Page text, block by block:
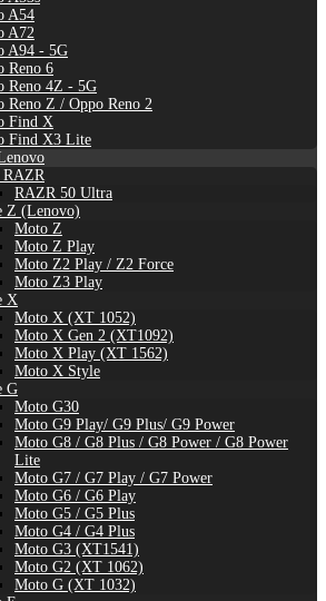
A54
A72
A94 - 5G
Reno 6
Reno 4Z - 5G
Reno Z / Oppo Reno 2
Find X
Find X3 Lite
RAZR
RAZR 50 Ultra
Z (Lenovo)
Moto Z
Moto Z Play
Moto Z2 Play / Z2 Force
Moto Z3 Play
X
Moto X (XT 1052)
Moto X Gen 2 (XT1092)
Moto X Play (XT 1562)
Moto X Style
G
Moto G30
Moto G9 Play/ G9 Plus/ G9 Power
Moto G8 / G8 Plus / G8 Power / G8 Power
Lite
Moto G7 / G7 Play / G7 Power
Moto G6 / G6 Play
Moto G5 / G5 Plus
Moto G4 / G4 Plus
Moto G3 (XT1541)
Moto G2 (XT 1062)
Moto G (XT 1032)